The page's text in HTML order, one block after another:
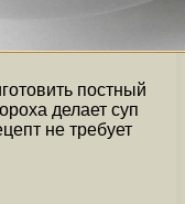
постный
делает суп
не требует